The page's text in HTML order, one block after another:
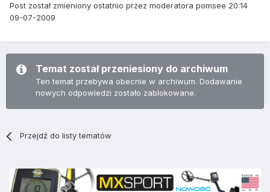
Post został zmieniony ostatnio przez moderatora pomsee 20:14
09-07-2009
Temat został przeniesiony do archiwum
Ten temat przebywa obecnie w archiwum. Dodawanie
nowych odpowiedzi zostało zablokowane.
Przejdź do listy tematów